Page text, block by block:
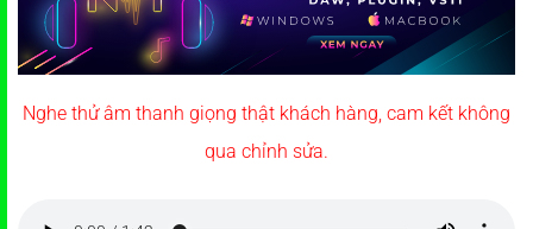
Nghe thử âm thanh giọng thật khách hàng, cam kết không
qua chỉnh sửa.